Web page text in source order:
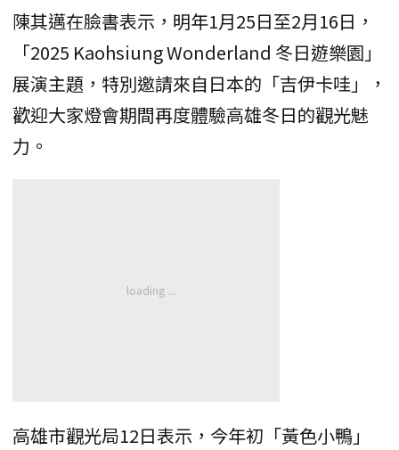
陳其邁在臉書表示，明年1月25日至2月16日，
「2025 Kaohsiung Wonderland 冬日遊樂園」
展演主題，特別邀請來自日本的「吉伊卡哇」，
歡迎大家燈會期間再度體驗高雄冬日的觀光魅
力。
高雄市觀光局12日表示，今年初「黃色小鴨」